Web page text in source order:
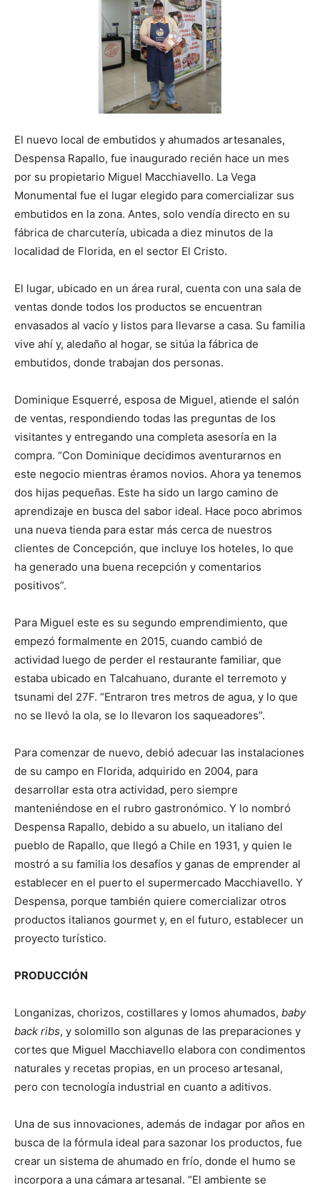
El nuevo local de embutidos y ahumados artesanales,
Despensa Rapallo, fue inaugurado recién hace un mes
por su propietario Miguel Macchiavello. La Vega
Monumental fue el lugar elegido para comercializar sus
embutidos en la zona. Antes, solo vendía directo en su
fábrica de charcutería, ubicada a diez minutos de la
localidad de Florida, en el sector El Cristo.
El lugar, ubicado en un área rural, cuenta con una sala de
ventas donde todos los productos se encuentran
envasados al vacío y listos para llevarse a casa. Su familia
vive ahí y, aledaño al hogar, se sitúa la fábrica de
embutidos, donde trabajan dos personas.
Dominique Esquerré, esposa de Miguel, atiende el salón
de ventas, respondiendo todas las preguntas de los
visitantes y entregando una completa asesoría en la
compra. “Con Dominique decidimos aventurarnos en
este negocio mientras éramos novios. Ahora ya tenemos
dos hijas pequeñas. Este ha sido un largo camino de
aprendizaje en busca del sabor ideal. Hace poco abrimos
una nueva tienda para estar más cerca de nuestros
clientes de Concepción, que incluye los hoteles, lo que
ha generado una buena recepción y comentarios
positivos”.
Para Miguel este es su segundo emprendimiento, que
empezó formalmente en 2015, cuando cambió de
actividad luego de perder el restaurante familiar, que
estaba ubicado en Talcahuano, durante el terremoto y
tsunami del 27F. “Entraron tres metros de agua, y lo que
no se llevó la ola, se lo llevaron los saqueadores”.
Para comenzar de nuevo, debió adecuar las instalaciones
de su campo en Florida, adquirido en 2004, para
desarrollar esta otra actividad, pero siempre
manteniéndose en el rubro gastronómico. Y lo nombró
Despensa Rapallo, debido a su abuelo, un italiano del
pueblo de Rapallo, que llegó a Chile en 1931, y quien le
mostró a su familia los desafíos y ganas de emprender al
establecer en el puerto el supermercado Macchiavello. Y
Despensa, porque también quiere comercializar otros
productos italianos gourmet y, en el futuro, establecer un
proyecto turístico.
PRODUCCIÓN
Longanizas, chorizos, costillares y lomos ahumados, baby
back ribs, y solomillo son algunas de las preparaciones y
cortes que Miguel Macchiavello elabora con condimentos
naturales y recetas propias, en un proceso artesanal,
pero con tecnología industrial en cuanto a aditivos.
Una de sus innovaciones, además de indagar por años en
busca de la fórmula ideal para sazonar los productos, fue
crear un sistema de ahumado en frío, donde el humo se
incorpora a una cámara artesanal. “El ambiente se